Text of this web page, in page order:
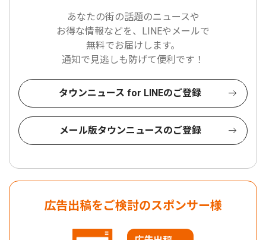
あなたの街の話題のニュースや
お得な情報などを、LINEやメールで
無料でお届けします。
通知で見逃しも防げて便利です！
タウンニュース for LINEのご登録
メール版タウンニュースのご登録
広告出稿をご検討のスポンサー様